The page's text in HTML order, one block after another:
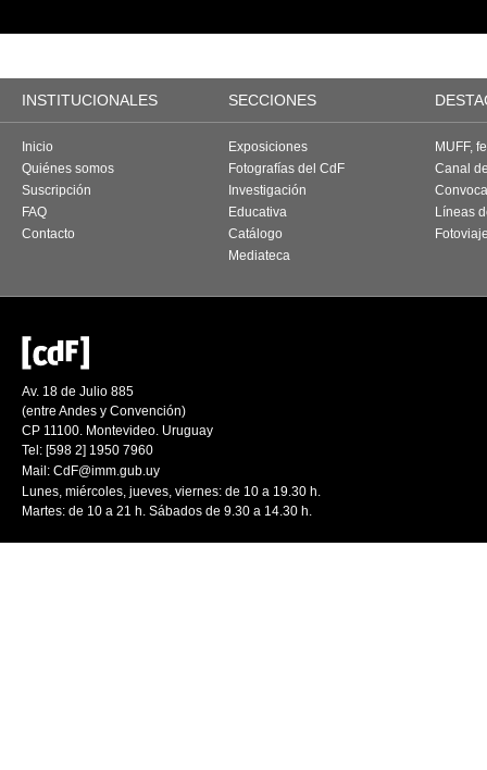
INSTITUCIONALES SECCIONES
Inicio
Quiénes somos
Suscripción
FAQ
Contacto
Exposiciones
Fotografías del CdF
Investigación
Educativa
Catálogo
Mediateca
MUFF,
Canal
Líneas
Av. 18 de Julio 885
(entre Andes y Convención)
CP 11100. Montevideo. Uruguay
Tel: [598 2] 1950 7960
Mail: CdF@imm.gub.uy
Lunes, miércoles, jueves, viernes: de 10 a 19.30 h.
Martes: de 10 a 21 h. Sábados de 9.30 a 14.30 h.